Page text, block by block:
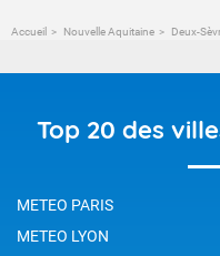
Accueil Nouvelle Aquitaine Deux-
Top 20 des
METEO PARIS
METEO LYON